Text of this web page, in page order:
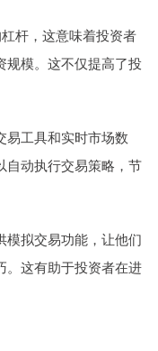
杆，这意味着投资者
规模。这不仅提高了投
易工具和实时市场数
自动执行交易策略，节
模拟交易功能，让他们
。这有助于投资者在进